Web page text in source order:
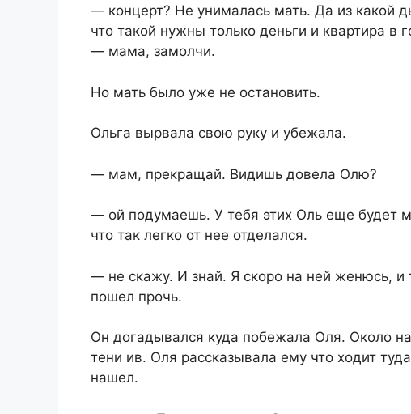
— концерт? Не унималась мать. Да из
что такой нужны только деньги и квартира в
— мама, замолчи.
Но мать было уже не остановить.
Ольга вырвала свою руку и убежала.
— мам, прекращай. Видишь довела Олю?
— ой подумаешь. У тебя этих Оль еще будет
что так легко от нее отделался.
— не скажу. И знай. Я скоро на ней женюсь,
пошел прочь.
Он догадывался куда побежала Оля. Около
тени ив. Оля рассказывала ему что ходит
нашел.